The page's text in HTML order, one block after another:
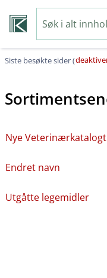
Siste besøkte sider (
Nye
Endret navn
Utgåtte legemidler